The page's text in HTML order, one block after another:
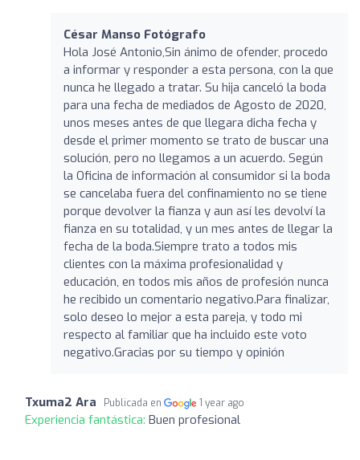
César Manso Fotógrafo
Hola José Antonio,Sin ánimo de ofender, procedo
a informar y responder a esta persona, con la que
nunca he llegado a tratar. Su hija canceló la boda
para una fecha de mediados de Agosto de 2020,
unos meses antes de que llegara dicha fecha y
desde el primer momento se trato de buscar una
solución, pero no llegamos a un acuerdo. Según
la Oficina de información al consumidor si la boda
se cancelaba fuera del confinamiento no se tiene
porque devolver la fianza y aun así les devolví la
fianza en su totalidad, y un mes antes de llegar la
fecha de la boda.Siempre trato a todos mis
clientes con la máxima profesionalidad y
educación, en todos mis años de profesión nunca
he recibido un comentario negativo.Para finalizar,
solo deseo lo mejor a esta pareja, y todo mi
respecto al familiar que ha incluido este voto
negativo.Gracias por su tiempo y opinión
Txuma2 Ara Publicada en 1 year ago
Experiencia fantástica: Buen profesional